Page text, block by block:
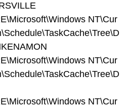
NT\Cur
NT\Cur
NT\Cur